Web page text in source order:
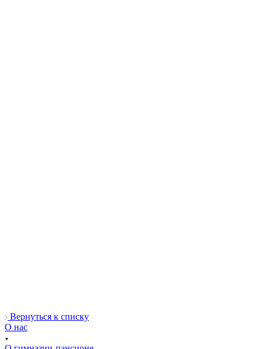
Вернуться к списку
О нас